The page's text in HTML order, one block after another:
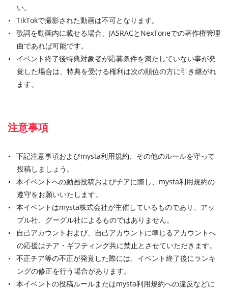
い。
TikTokで撮影された動画は不可となります。
歌詞を動画内に載せる場合、JASRACとNexToneでの著作権管理
曲であれば可能です。
イベント終了後特典対象者が応募条件を満たしていない事が発
覚した場合は、特典を受ける権利は次の順位の方に引き継がれ
ます。
注意事項
下記注意事項およびmysta利用規約、その他のルールを守って
投稿しましょう。
本イベントへの動画投稿およびチアに際し、mysta利用規約の
遵守をお願いいたします。
本イベントはmysta株式会社が主催しているものであり、アッ
プル社、グーグル社によるものではありません。
自己アカウントおよび、自己アカウントに準じるアカウントへ
の応援はチア・ギフティング共に禁止とさせていただきます。
不正チア等の不正が発覚した際には、イベント終了後にランキ
ングの修正を行う場合があります。
本イベントの投稿ルールまたはmysta利用規約への違反などに